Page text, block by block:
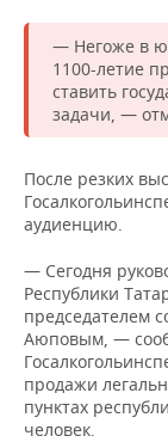
— Негоже в
1100-летие
ставить
задачи, —
После резких
аудиенцию.
— Сегодня
Республики
председателем
Аюповым, —
продажи
пунктах
человек.